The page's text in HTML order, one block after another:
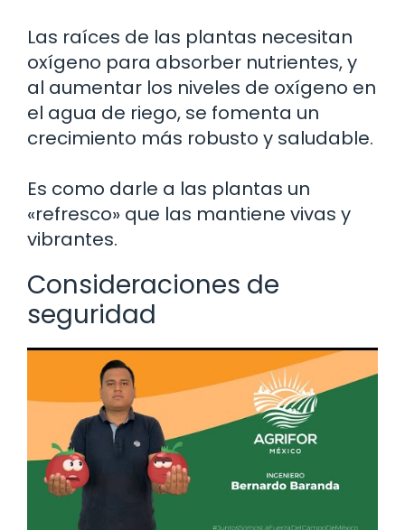
Las raíces de las plantas necesitan
oxígeno para absorber nutrientes, y
al aumentar los niveles de oxígeno en
el agua de riego, se fomenta un
crecimiento más robusto y saludable.
Es como darle a las plantas un
«refresco» que las mantiene vivas y
vibrantes.
Consideraciones de
seguridad